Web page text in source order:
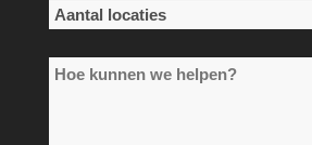
Aantal
*Hoe